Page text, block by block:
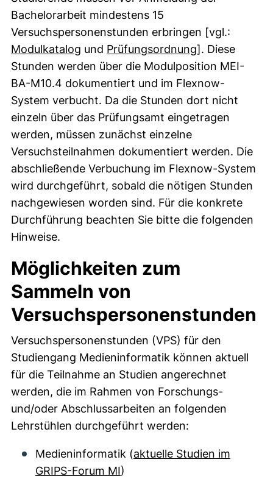
Bachelorarbeit mindestens 15
Versuchspersonenstunden erbringen [vgl.:
Modulkatalog (externer Link, öffnet neues Fenster)
und Prüfungsordnung(externer
]. Diese
Stunden werden über die Modulposition MEI-
BA-M10.4 dokumentiert und im Flexnow-
System verbucht. Da die Stunden dort nicht
einzeln über das Prüfungsamt eingetragen
werden, müssen zunächst einzelne
Versuchsteilnahmen dokumentiert werden. Die
abschließende Verbuchung im Flexnow-System
wird durchgeführt, sobald die nötigen Stunden
nachgewiesen worden sind. Für die konkrete
Durchführung beachten Sie bitte die folgenden
Hinweise.
Möglichkeiten zum
Sammeln von
Versuchspersonenstunden
Versuchspersonenstunden (VPS) für den
Studiengang Medieninformatik können aktuell
für die Teilnahme an Studien angerechnet
werden, die im Rahmen von Forschungs-
und/oder Abschlussarbeiten an folgenden
Lehrstühlen durchgeführt werden:
Medieninformatik (aktuelle Studien im
GRIPS-Forum MI)